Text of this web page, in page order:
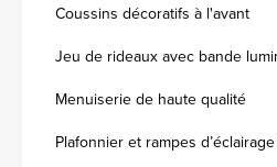
Coussins décoratifs à l'avant
Jeu de rideaux avec bande
Menuiserie de haute qualité
Plafonnier et rampes